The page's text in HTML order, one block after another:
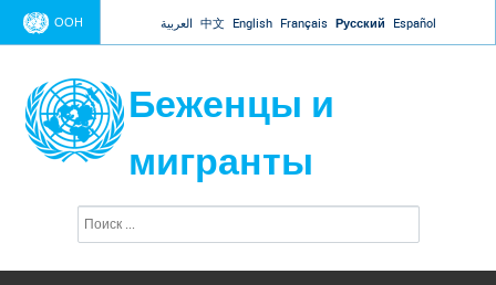
Jump to navigation
ООН العربية 中文 English Français Русский Español
Беженцы и
мигранты
и